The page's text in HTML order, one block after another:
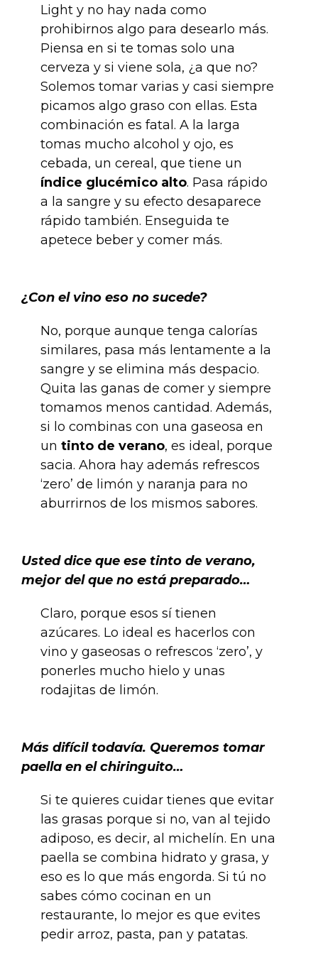
Light y no hay nada como
prohibirnos algo para desearlo más.
Piensa en si te tomas solo una
cerveza y si viene sola, ¿a que no?
Solemos tomar varias y casi siempre
picamos algo graso con ellas. Esta
combinación es fatal. A la larga
tomas mucho alcohol y ojo, es
cebada, un cereal, que tiene un
índice glucémico alto. Pasa rápido
a la sangre y su efecto desaparece
rápido también. Enseguida te
apetece beber y comer más.
¿Con el vino eso no sucede?
No, porque aunque tenga calorías
similares, pasa más lentamente a la
sangre y se elimina más despacio.
Quita las ganas de comer y siempre
tomamos menos cantidad. Además,
si lo combinas con una gaseosa en
un tinto de verano, es ideal, porque
sacia. Ahora hay además refrescos
‘zero’ de limón y naranja para no
aburrirnos de los mismos sabores.
Usted dice que ese tinto de verano,
mejor del que no está preparado…
Claro, porque esos sí tienen
azúcares. Lo ideal es hacerlos con
vino y gaseosas o refrescos ‘zero’, y
ponerles mucho hielo y unas
rodajitas de limón.
Más difícil todavía. Queremos tomar
paella en el chiringuito…
Si te quieres cuidar tienes que evitar
las grasas porque si no, van al tejido
adiposo, es decir, al michelín. En una
paella se combina hidrato y grasa, y
eso es lo que más engorda. Si tú no
sabes cómo cocinan en un
restaurante, lo mejor es que evites
pedir arroz, pasta, pan y patatas.